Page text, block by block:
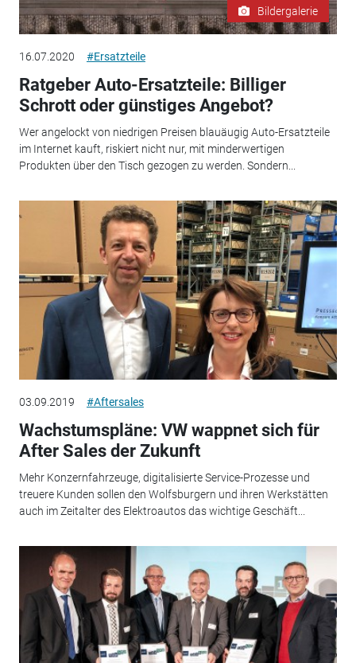
Bildergalerie
16.07.2020 #Ersatzteile
Ratgeber Auto-Ersatzteile: Billiger
Schrott oder günstiges Angebot?
Wer angelockt von niedrigen Preisen blauäugig Auto-Ersatzteile
im Internet kauft, riskiert nicht nur, mit minderwertigen
Produkten über den Tisch gezogen zu werden. Sondern...
03.09.2019 #Aftersales
Wachstumspläne: VW wappnet sich für
After Sales der Zukunft
Mehr Konzernfahrzeuge, digitalisierte Service-Prozesse und
treuere Kunden sollen den Wolfsburgern und ihren Werkstätten
auch im Zeitalter des Elektroautos das wichtige Geschäft...